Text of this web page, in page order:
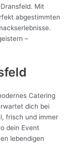
Mit
abgestimmten
–
Catering
dich bei
frisch und immer
dein Event
lebendigen